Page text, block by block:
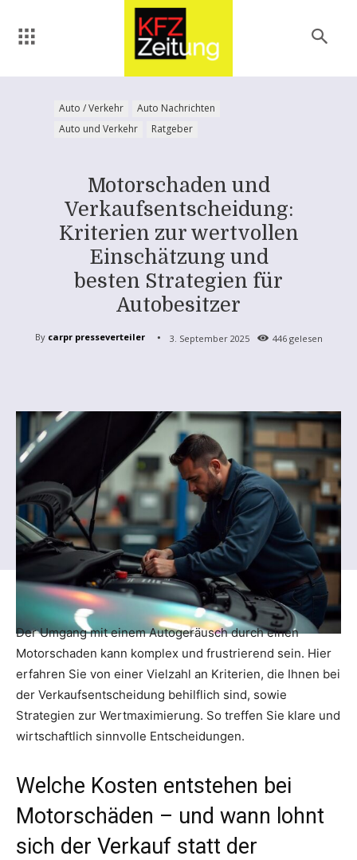
Auto / Verkehr
Auto Nachrichten
Auto und Verkehr
Ratgeber
Motorschaden und
Verkaufsentscheidung:
Kriterien zur wertvollen
Einschätzung und
besten Strategien für
Autobesitzer
By carpr presseverteiler 3. September 2025 446gelesen
Der Umgang mit einem Autogeräusch durch einen
Motorschaden kann komplex und frustrierend sein. Hier
erfahren Sie von einer Vielzahl an Kriterien, die Ihnen bei
der Verkaufsentscheidung behilflich sind, sowie
Strategien zur Wertmaximierung. So treffen Sie klare und
wirtschaftlich sinnvolle Entscheidungen.
Welche Kosten entstehen bei
Motorschäden – und wann lohnt
sich der Verkauf statt der